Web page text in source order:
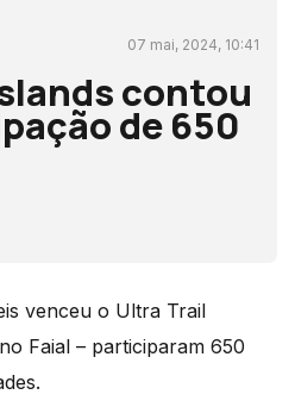
07 mai, 2024, 10:41
contou
de 650
venceu o Ultra Trail
Faial – participaram 650